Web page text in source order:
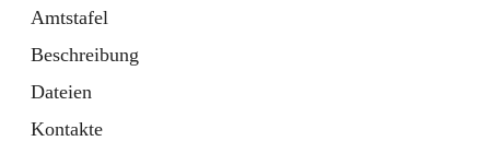
Amtstafel
Beschreibung
Dateien
Kontakte